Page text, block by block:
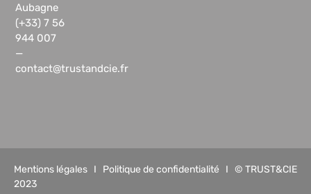
Aubagne
(+33) 7 56
944 007
—
contact@trustandcie.fr
Mentions légales I Politique de confidentialité I © TRUST&CIE
2023